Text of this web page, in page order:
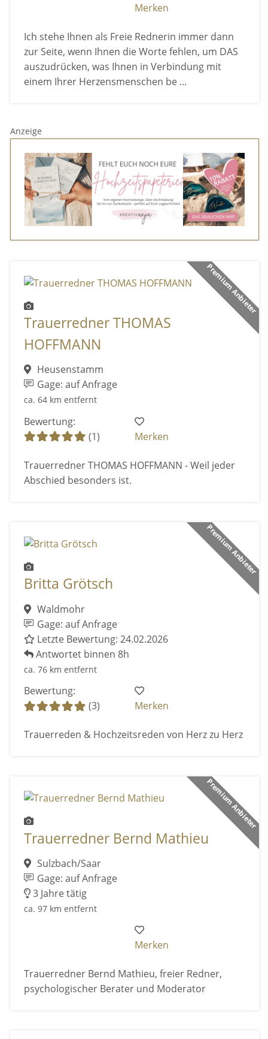
Merken
Ich stehe Ihnen als Freie Rednerin immer dann
zur Seite, wenn Ihnen die Worte fehlen, um DAS
auszudrücken, was Ihnen in Verbindung mit
einem Ihrer Herzensmenschen be ...
Anzeige
Premium Anbieter
Trauerredner THOMAS
HOFFMANN
Heusenstamm
Gage: auf Anfrage
ca. 64 km entfernt
Bewertung:
(1)
Merken
Trauerredner THOMAS HOFFMANN - Weil jeder
Abschied besonders ist.
Premium Anbieter
Britta Grötsch
Waldmohr
Gage: auf Anfrage
Letzte Bewertung: 24.02.2026
Antwortet binnen 8h
ca. 76 km entfernt
Bewertung:
(3)
Merken
Trauerreden & Hochzeitsreden von Herz zu Herz
Premium Anbieter
Trauerredner Bernd Mathieu
Sulzbach/Saar
Gage: auf Anfrage
3 Jahre tätig
ca. 97 km entfernt
Merken
Trauerredner Bernd Mathieu, freier Redner,
psychologischer Berater und Moderator